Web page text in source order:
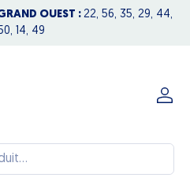
L'ÉTÉ☀️ Notre équipe reste
et demandes !
Se